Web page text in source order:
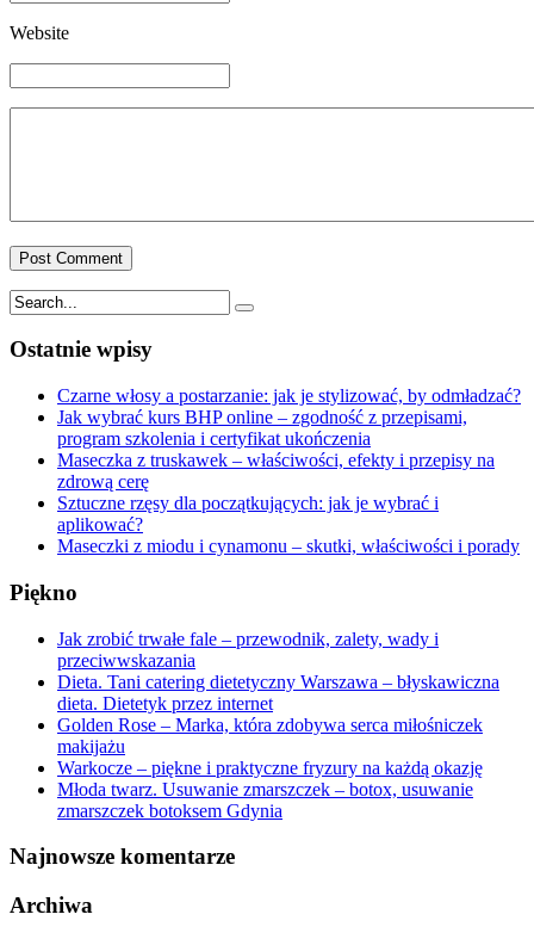
Website
Ostatnie wpisy
Czarne włosy a postarzanie: jak je stylizować, by odmładzać?
Jak wybrać kurs BHP online – zgodność z przepisami,
program szkolenia i certyfikat ukończenia
Maseczka z truskawek – właściwości, efekty i przepisy na
zdrową cerę
Sztuczne rzęsy dla początkujących: jak je wybrać i
aplikować?
Maseczki z miodu i cynamonu – skutki, właściwości i porady
Piękno
Jak zrobić trwałe fale – przewodnik, zalety, wady i
przeciwwskazania
Dieta. Tani catering dietetyczny Warszawa – błyskawiczna
dieta. Dietetyk przez internet
Golden Rose – Marka, która zdobywa serca miłośniczek
makijażu
Warkocze – piękne i praktyczne fryzury na każdą okazję
Młoda twarz. Usuwanie zmarszczek – botox, usuwanie
zmarszczek botoksem Gdynia
Najnowsze komentarze
Archiwa